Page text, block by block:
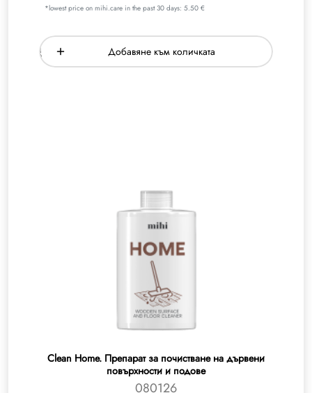
*lowest price on mihi.care in the past 30 days: 5.50 €
Добавяне към количката
Clean Home. Препарат за почистване на дървени
повърхности и подове
080126